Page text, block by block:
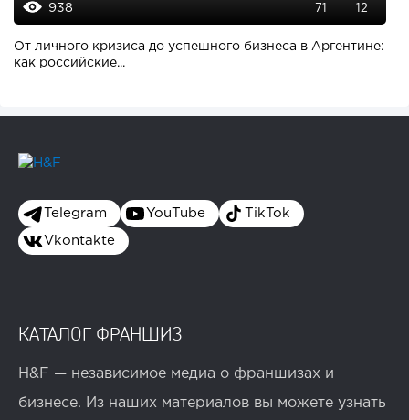
938 71 12
От личного кризиса до успешного бизнеса в Аргентине:
как российские...
Telegram YouTube TikTok
Vkontakte
КАТАЛОГ ФРАНШИЗ
H&F — независимое медиа о франшизах и
бизнесе. Из наших материалов вы можете узнать